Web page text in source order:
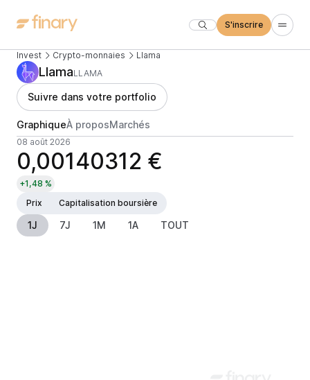
S'inscrire
Invest Crypto-monnaies Llama
LlamaLLAMA
Suivre dans votre portfolio
GraphiqueÀ proposMarchés
08 août 2026
0,00140312 €
+1,48 %
Prix
Capitalisation boursière
1J 7J 1M 1A TOUT